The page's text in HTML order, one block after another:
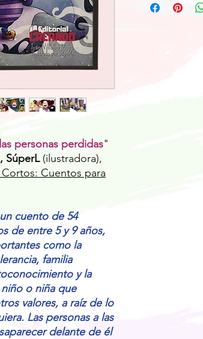
personas perdidas"
SúperL(ilustradora),
Cuentos para
cuento de 54
de entre 5 y 9 años,
como la
familia
y la
o niña que
valores, a raíz de lo
Las personas a las
delante de él